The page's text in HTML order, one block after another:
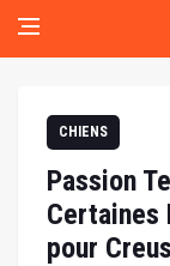
CHIENS
Passion
Certaines
pour